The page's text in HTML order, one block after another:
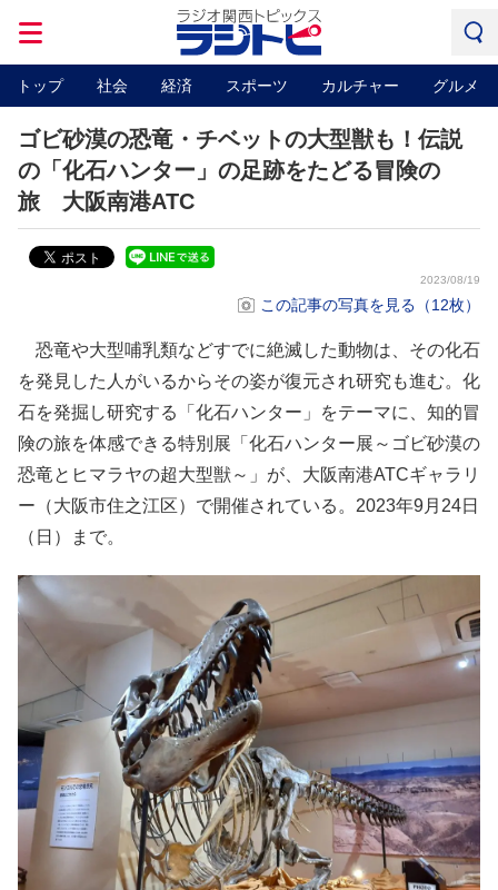
トップ 社会 経済 スポーツ カルチャー グルメ
ゴビ砂漠の恐竜・チベットの大型獣も！伝説
の「化石ハンター」の足跡をたどる冒険の
旅 大阪南港ATC
2023/08/19
この記事の写真を見る（12枚）
恐竜や大型哺乳類などすでに絶滅した動物は、その化石
を発見した人がいるからその姿が復元され研究も進む。化
石を発掘し研究する「化石ハンター」をテーマに、知的冒
険の旅を体感できる特別展「化石ハンター展～ゴビ砂漠の
恐竜とヒマラヤの超大型獣～」が、大阪南港ATCギャラリ
ー（大阪市住之江区）で開催されている。2023年9月24日
（日）まで。